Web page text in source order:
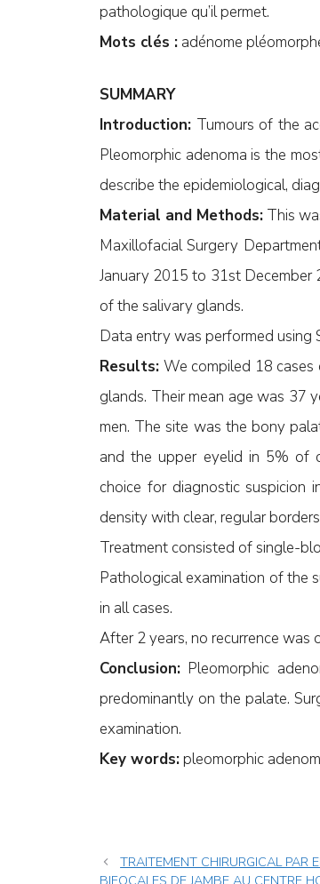
pathologique qu’il permet.
Mots clés : adénome
SUMMARY
Introduction: Tumours of the
Pleomorphic adenoma is the
describe the epidemiological,
Material and Methods: This
Maxillofacial Surgery
January 2015 to 31st
of the salivary glands.
Data entry was performed using
Results: We compiled 18
glands. Their mean age was 37
men. The site was the bony
and the upper eyelid in 5% of
choice for diagnostic suspicion
density with clear, regular
Treatment consisted of single-
Pathological examination of the
in all cases.
After 2 years, no recurrence was
Conclusion: Pleomorphic
predominantly on the palate.
examination.
Key words:pleomorphic
TRAITEMENT CHIRURGICAL PAR